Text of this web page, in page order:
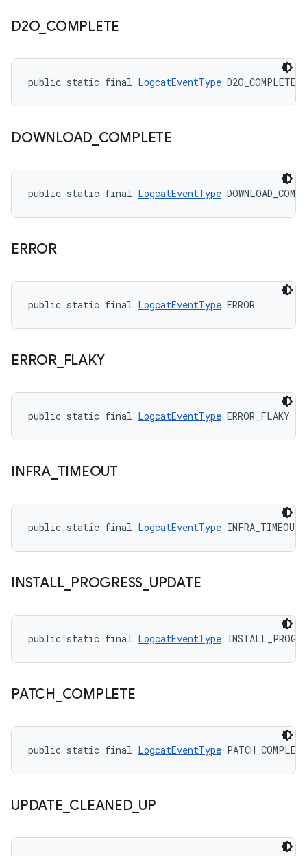
D2O_ COMPLETE
public static final LogcatEventType D2O_COMPLETE
DOWNLOAD COMPLETE
public static final LogcatEventType
ERROR
public static final LogcatEventType ERROR
ERROR_ FLAKY
public static final LogcatEventType ERROR_FLAKY
INFRA_ TIMEOUT
public static final LogcatEventType INFRA_TIMEOUT
INSTALL_ PROGRESS UPDATE
public static final LogcatEventType
PATCH COMPLETE
public static final LogcatEventType PATCH_COMPLETE
UPDATE CLEANED_ UP